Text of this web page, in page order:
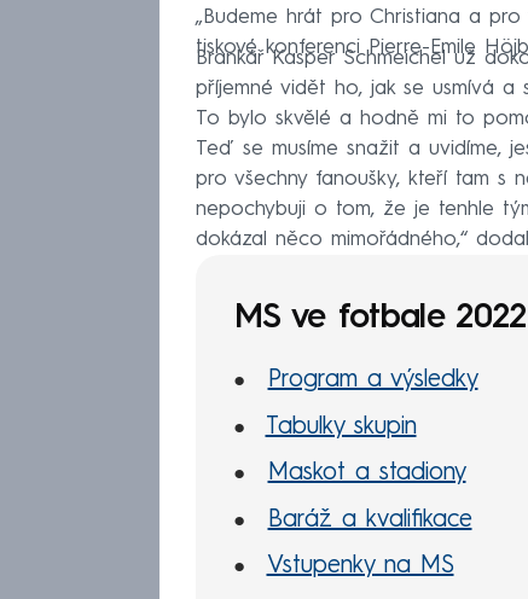
„Budeme hrát pro Christiana a
tiskové konferenci Pierre-Emile
Brankář Kasper Schmeichel už
příjemné vidět ho, jak se usmívá a
To bylo skvělé a hodně mi to
Teď se musíme snažit a uvidíme,
pro všechny fanoušky, kteří tam s
nepochybuji o tom, že je tenhle
dokázal něco mimořádného,“
MS ve fotbale 2022
Program a výsledky
Tabulky skupin
Maskot a stadiony
Baráž a kvalifikace
Vstupenky na MS